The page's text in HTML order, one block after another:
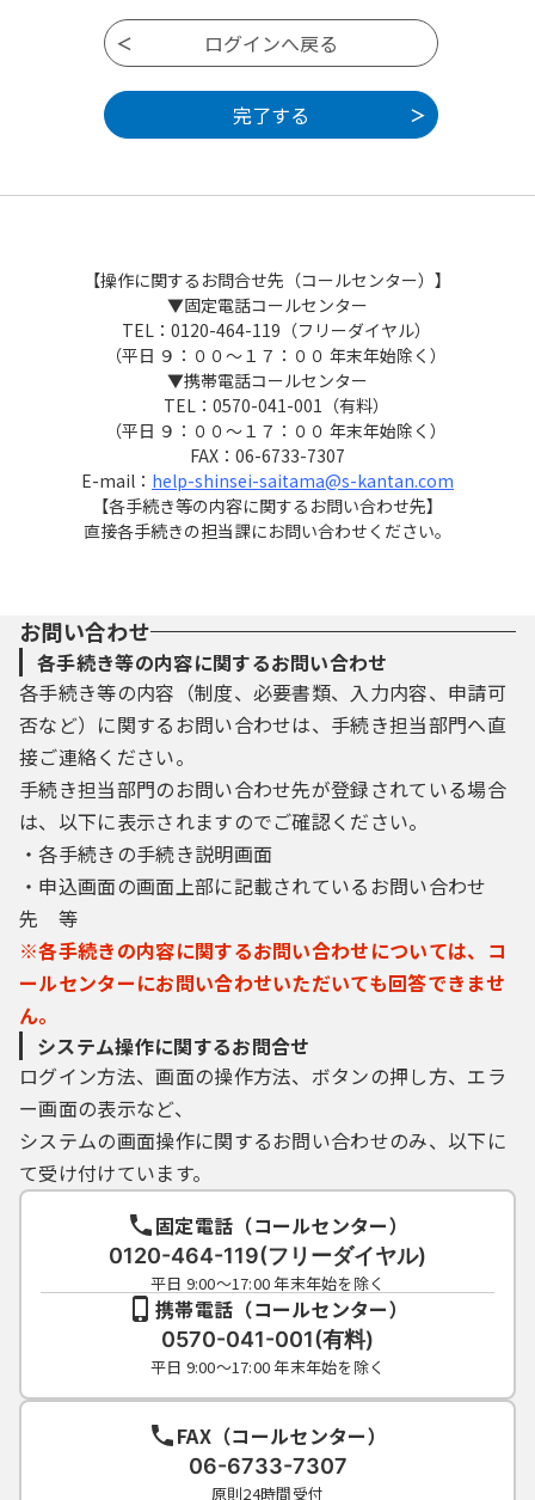
【操作に関するお問合せ先（コールセンター）】
▼固定電話コールセンター
TEL：0120-464-119（フリーダイヤル）
（平日 ９：００～１７：００ 年末年始除く）
▼携帯電話コールセンター
TEL：0570-041-001（有料）
（平日 ９：００～１７：００ 年末年始除く）
FAX：06-6733-7307
E-mail： help-shinsei-saitama@s-kantan.com
【各手続き等の内容に関するお問い合わせ先】
直接各手続きの担当課にお問い合わせください。
お問い合わせ
各手続き等の内容に関するお問い合わせ
各手続き等の内容（制度、必要書類、入力内容、申請可
否など）に関するお問い合わせは、手続き担当部門へ直
接ご連絡ください。
手続き担当部門のお問い合わせ先が登録されている場合
は、以下に表示されますのでご確認ください。
・各手続きの手続き説明画面
・申込画面の画面上部に記載されているお問い合わせ
先 等
※各手続きの内容に関するお問い合わせについては、コ
ールセンターにお問い合わせいただいても回答できませ
ん。
システム操作に関するお問合せ
ログイン方法、画面の操作方法、ボタンの押し方、エラ
ー画面の表示など、
システムの画面操作に関するお問い合わせのみ、以下に
て受け付けています。
固定電話（コールセンター）
0120-464-119(フリーダイヤル)
平日 9:00～17:00 年末年始を除く
携帯電話（コールセンター）
0570-041-001(有料)
平日 9:00～17:00 年末年始を除く
FAX（コールセンター）
06-6733-7307
原則24時間受付